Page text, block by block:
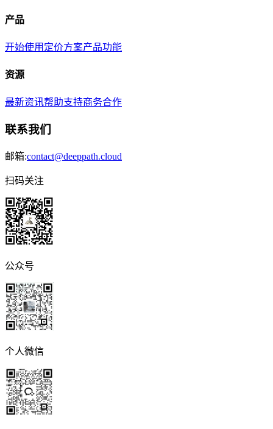
产品
开始使用 定价方案产品功能
资源
最新资讯帮助支持商务合作
联系我们
邮箱:contact@deeppath.cloud
扫码关注
公众号
个人微信